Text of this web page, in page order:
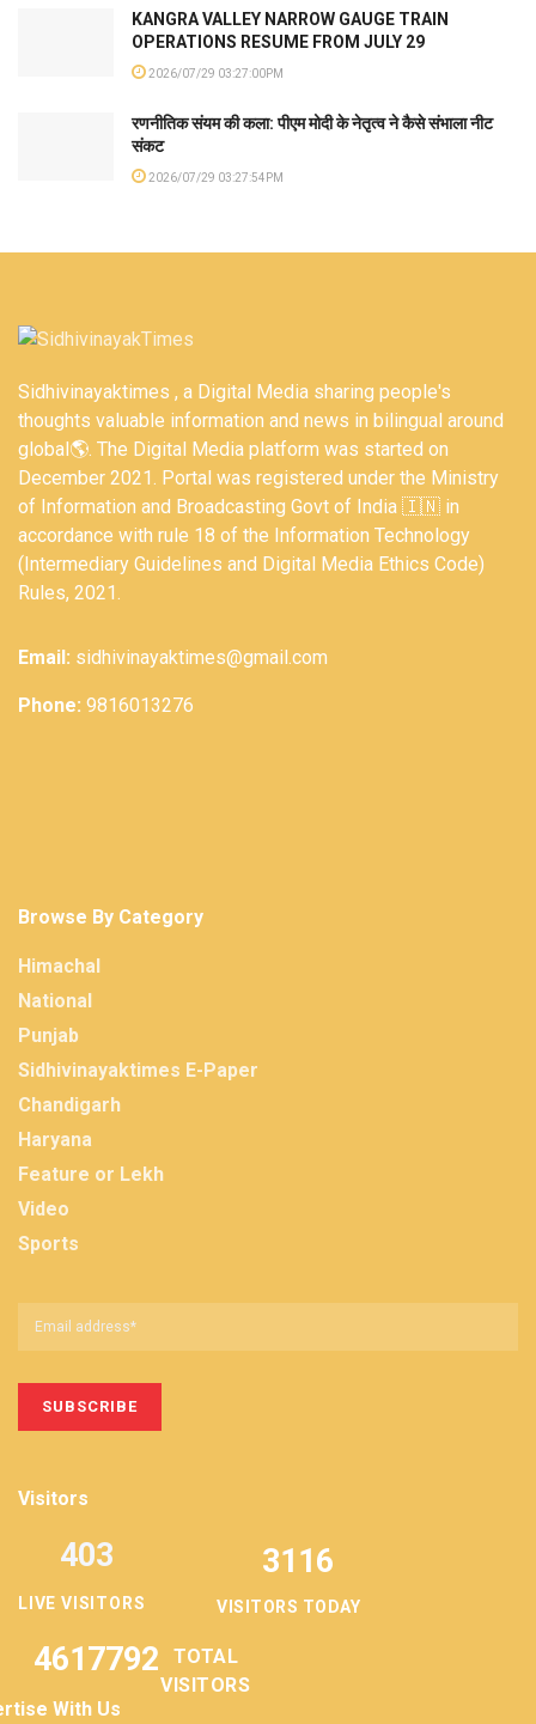
KANGRA VALLEY NARROW GAUGE TRAIN
OPERATIONS RESUME FROM JULY 29
2026/07/29 03:27:00PM
रणनीतिक संयम की कला: पीएम मोदी के नेतृत्व ने कैसे संभाला नीट
संकट
2026/07/29 03:27:54PM
Sidhivinayaktimes , a Digital Media sharing people's
thoughts valuable information and news in bilingual around
global🌎. The Digital Media platform was started on
December 2021. Portal was registered under the Ministry
of Information and Broadcasting Govt of India 🇮🇳 in
accordance with rule 18 of the Information Technology
(Intermediary Guidelines and Digital Media Ethics Code)
Rules, 2021.
Email: sidhivinayaktimes@gmail.com
Phone: 9816013276
Browse By Category
Himachal
National
Punjab
Sidhivinayaktimes E-Paper
Chandigarh
Haryana
Feature or Lekh
Video
Sports
Visitors
LIVE VISITORS
403 3116
VISITORS TODAY
4617792
TOTAL
VISITORS
With Us